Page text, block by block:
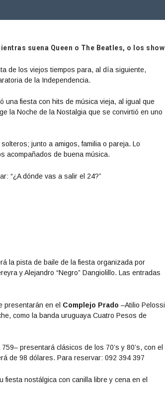
suena Queen o The Beatles, o los show
de los viejos tiempos para, al día siguiente,
de la Independencia.
una fiesta con hits de música vieja, al igual que
la Noche de la Nostalgia que se convirtió en uno
junto a amigos, familia o pareja. Lo
acompañados de buena música.
“¿A dónde vas a salir el 24?”
la pista de baile de la fiesta organizada por
y Alejandro “Negro” Dangiolillo. Las entradas
presentarán en el Complejo Prado –Atilio Pelossi
como la banda uruguaya Cuatro Pesos de
presentará clásicos de los 70’s y 80’s, con el
de 98 dólares. Para reservar: 092 394 397
fiesta nostálgica con canilla libre y cena en el